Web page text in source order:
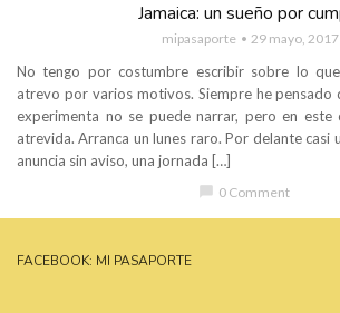
Jamaica: un sueño por
mipasaporte 29 mayo, 2017
No tengo por costumbre escribir sobre lo
atrevo por varios motivos. Siempre he pensado
experimenta no se puede narrar, pero en este
atrevida. Arranca un lunes raro. Por delante casi
anuncia sin aviso, una jornada […]
chat_bubble 0 Comment
FACEBOOK: MI PASAPORTE